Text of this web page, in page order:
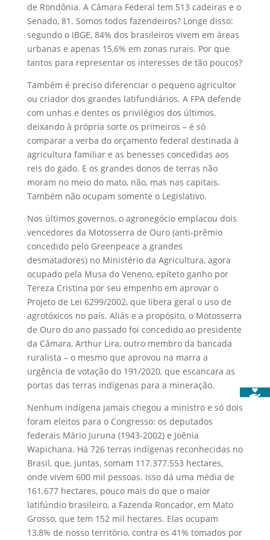
de Rondônia. A Câmara Federal tem 513 cadeiras e o
Senado, 81. Somos todos fazendeiros? Longe disso:
segundo o IBGE, 84% dos brasileiros vivem em áreas
urbanas e apenas 15,6% em zonas rurais. Por que
tantos para representar os interesses de tão poucos?
Também é preciso diferenciar o pequeno agricultor
ou criador dos grandes latifundiários. A FPA defende
com unhas e dentes os privilégios dos últimos,
deixando à própria sorte os primeiros – é só
comparar a verba do orçamento federal destinada à
agricultura familiar e as benesses concedidas aos
reis do gado. E os grandes donos de terras não
moram no meio do mato, não, mas nas capitais.
Também não ocupam somente o Legislativo.
Nos últimos governos, o agronegócio emplacou dois
vencedores da Motosserra de Ouro (anti-prêmio
concedido pelo Greenpeace a grandes
desmatadores) no Ministério da Agricultura, agora
ocupado pela Musa do Veneno, epíteto ganho por
Tereza Cristina por seu empenho em aprovar o
Projeto de Lei 6299/2002, que libera geral o uso de
agrotóxicos no país. Aliás e a propósito, o Motosserra
de Ouro do ano passado foi concedido ao presidente
da Câmara, Arthur Lira, outro membro da bancada
ruralista – o mesmo que aprovou na marra a
urgência de votação do 191/2020, que escancara as
portas das terras indígenas para a mineração.
Nenhum indígena jamais chegou a ministro e só dois
foram eleitos para o Congresso: os deputados
federais Mário Juruna (1943-2002) e Joênia
Wapichana. Há 726 terras indígenas reconhecidas no
Brasil, que, juntas, somam 117.377.553 hectares,
onde vivem 600 mil pessoas. Isso dá uma média de
161.677 hectares, pouco mais do que o maior
latifúndio brasileiro, a Fazenda Roncador, em Mato
Grosso, que tem 152 mil hectares. Elas ocupam
13,8% de nosso território, contra os 41% tomados por